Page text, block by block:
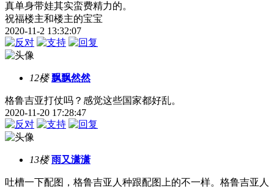
真单身带娃其实蛮费精力的。
祝福楼主和楼主的宝宝
2020-11-2 13:32:07
12楼 飘飘然然
格鲁吉亚打仗吗？感觉这些国家都好乱。
2020-11-20 17:28:47
13楼 雨又潇潇
吐槽一下配图，格鲁吉亚人种跟配图上的不一样。格鲁吉亚人